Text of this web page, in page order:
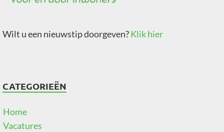
Wilt u een nieuwstip doorgeven?Klik hier
CATEGORIEËN
Home
Vacatures